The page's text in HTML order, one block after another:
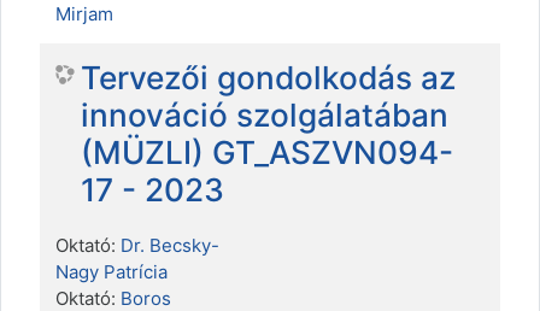
Mirjam
Tervezői gondolkodás az
innováció szolgálatában
(MÜZLI) GT_ASZVN094-
17 - 2023
Oktató: Dr. Becsky-
Nagy Patrícia
Oktató: Boros